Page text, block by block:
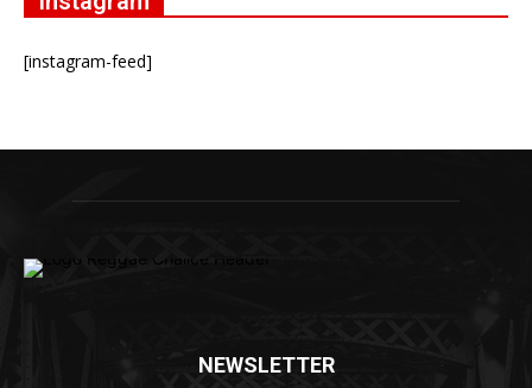
[instagram-feed]
NEWSLETTER